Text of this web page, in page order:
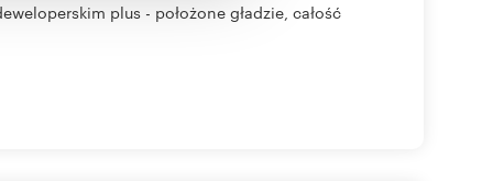
plus - położone gładzie, całość